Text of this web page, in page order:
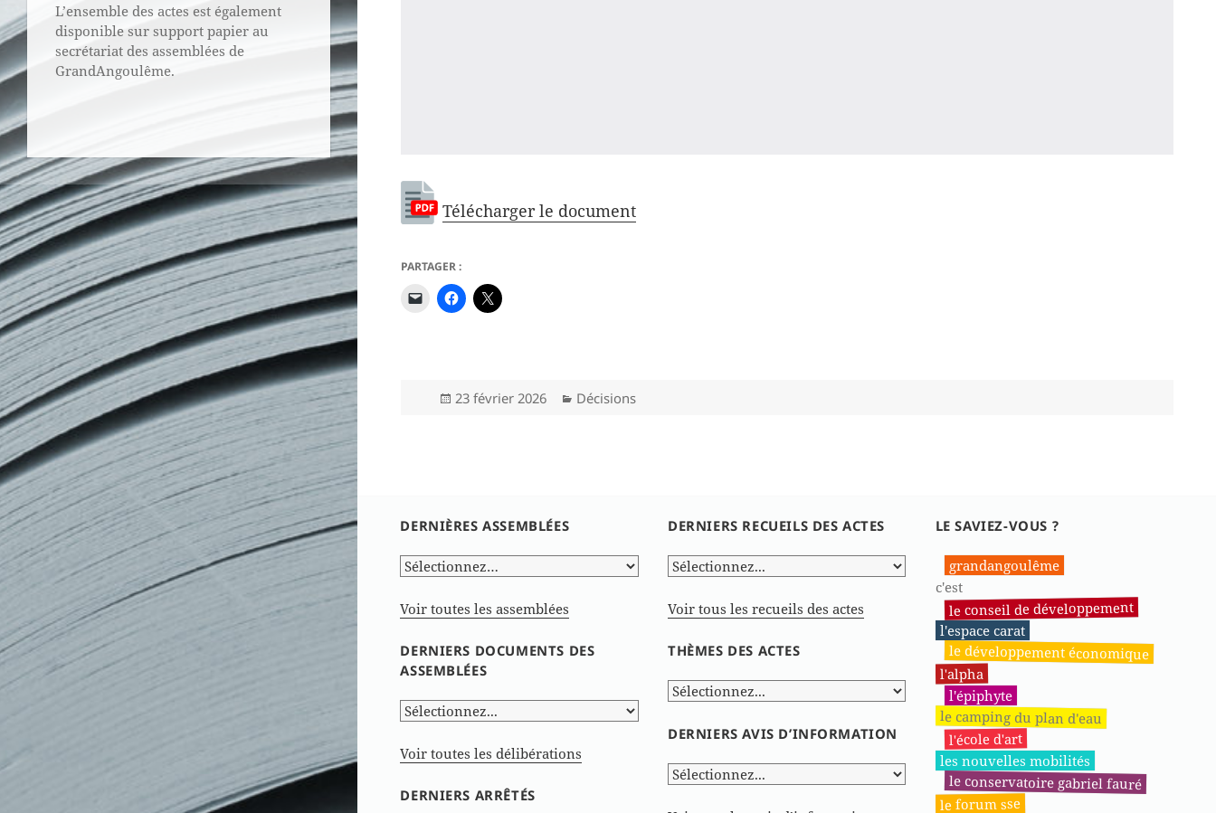
L’ensemble des actes est également
disponible sur support papier au
secrétariat des assemblées de
GrandAngoulême.
Télécharger le document
PARTAGER :
Publié
23 février 2026 Catégories
Décisions
DERNIÈRES ASSEMBLÉES
Voir toutes les assemblées
DERNIERS DOCUMENTS DES
ASSEMBLÉES
Voir toutes les délibérations
DERNIERS ARRÊTÉS
DERNIERS RECUEILS DES ACTES
Voir tous les recueils des actes
THÈMES DES ACTES
DERNIERS AVIS D’INFORMATION
LE SAVIEZ-VOUS ?
grandangoulême
c'est
le conseil de développement
l'espace carat
le développement économique
l'alpha
l'épiphyte
le camping du plan d'eau
l'école d'art
les nouvelles mobilités
le conservatoire gabriel fauré
le forum sse